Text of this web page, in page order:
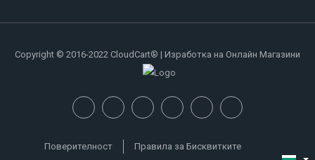
Copyright © 2016-2022 CloudCart® | Изработка на Онлайн Магазини
Поверителност Правила за Бисквитките